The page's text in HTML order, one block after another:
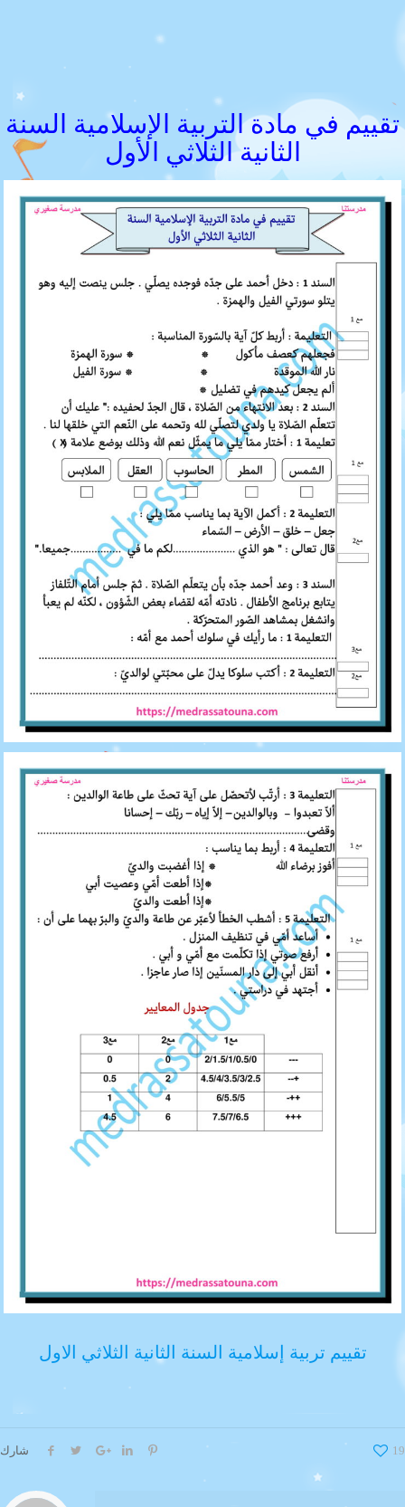
تقييم في مادة التربية الإسلامية السنة
الثانية الثلاثي الأول
تقييم تربية إسلامية السنة الثانية الثلاثي الاول
شارك 19